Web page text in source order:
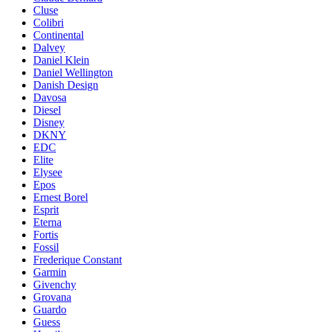
Cluse
Colibri
Continental
Dalvey
Daniel Klein
Daniel Wellington
Danish Design
Davosa
Diesel
Disney
DKNY
EDC
Elite
Elysee
Epos
Ernest Borel
Esprit
Eterna
Fortis
Fossil
Frederique Constant
Garmin
Givenchy
Grovana
Guardo
Guess